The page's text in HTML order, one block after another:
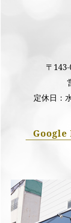
〒
定休日：
Google